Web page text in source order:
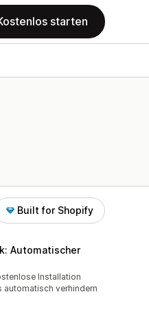
starten
Built for Shopify
Automatischer
insgesamtInstallation
automatisch verhindern